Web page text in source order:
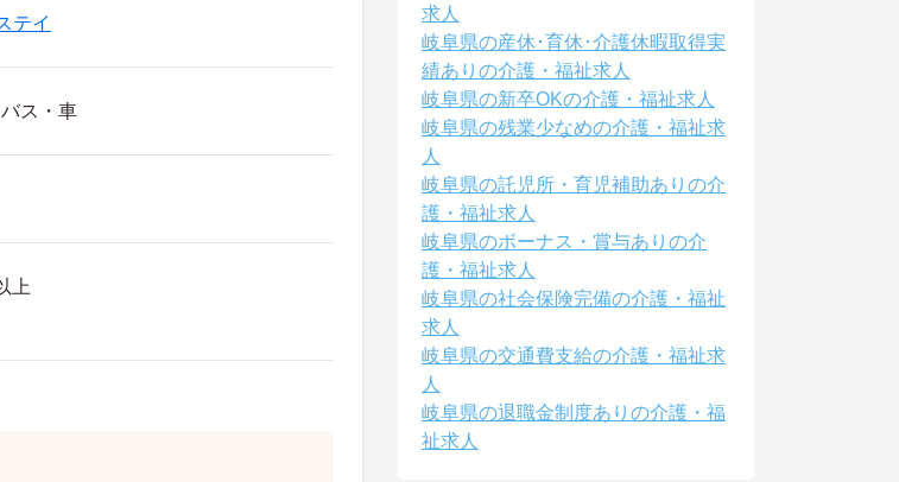
テイ
ス・車
上
求人
岐阜県の産休･育休･介護休暇取得実
績ありの介護・福祉求人
岐阜県の新卒OKの介護・福祉求人
岐阜県の残業少なめの介護・福祉求
人
岐阜県の託児所・育児補助ありの介
護・福祉求人
岐阜県のボーナス・賞与ありの介
護・福祉求人
岐阜県の社会保険完備の介護・福祉
求人
岐阜県の交通費支給の介護・福祉求
人
岐阜県の退職金制度ありの介護・福
祉求人